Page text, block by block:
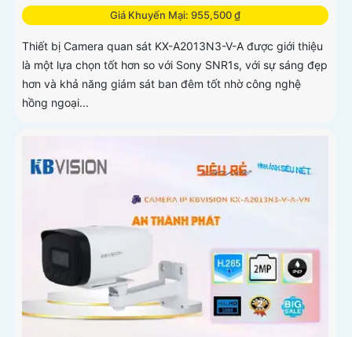
Giá Khuyến Mại: 955,500 ₫
Thiết bị Camera quan sát KX-A2013N3-V-A được giới thiệu
là một lựa chọn tốt hơn so với Sony SNR1s, với sự sáng đẹp
hơn và khả năng giám sát ban đêm tốt nhờ công nghệ
hồng ngoại...